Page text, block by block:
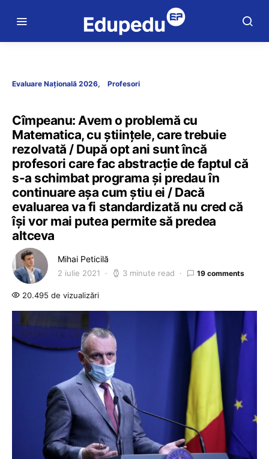
Evaluare Națională 2026 Profesori
Cîmpeanu: Avem o problemă cu
Matematica, cu științele, care trebuie
rezolvată / După opt ani sunt încă
profesori care fac abstracție de faptul că
s-a schimbat programa și predau în
continuare așa cum știu ei / Dacă
evaluarea va fi standardizată nu cred că
își vor mai putea permite să predea
altceva
Mihai Peticilă
2 iulie 2021 3 minute read 19 comments
20.495 de vizualizări